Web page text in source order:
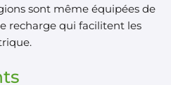
sont même équipées de
recharge qui facilitent les